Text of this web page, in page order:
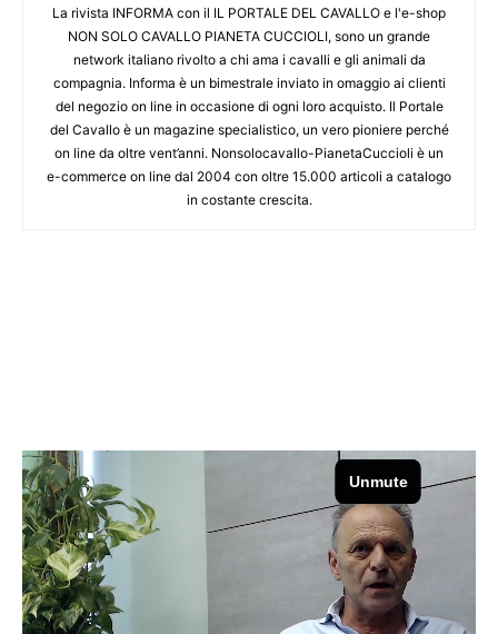
La rivista INFORMA con il IL PORTALE DEL CAVALLO e l'e-shop
NON SOLO CAVALLO PIANETA CUCCIOLI, sono un grande
network italiano rivolto a chi ama i cavalli e gli animali da
compagnia. Informa è un bimestrale inviato in omaggio ai clienti
del negozio on line in occasione di ogni loro acquisto. Il Portale
del Cavallo è un magazine specialistico, un vero pioniere perché
on line da oltre vent’anni. Nonsolocavallo-PianetaCuccioli è un
e-commerce on line dal 2004 con oltre 15.000 articoli a catalogo
in costante crescita.